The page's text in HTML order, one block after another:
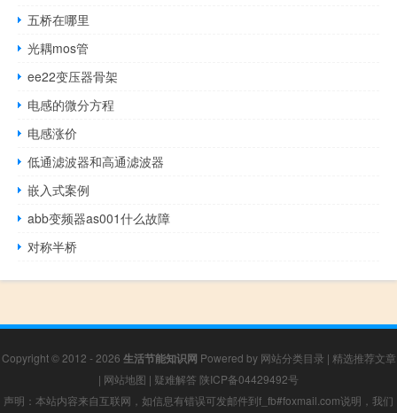
五桥在哪里
光耦mos管
ee22变压器骨架
电感的微分方程
电感涨价
低通滤波器和高通滤波器
嵌入式案例
abb变频器as001什么故障
对称半桥
Copyright © 2012 - 2026 生活节能知识网 Powered by 网站分类目录 | 精选推荐文章
| 网站地图 | 疑难解答 陕ICP备04429492号
声明：本站内容来自互联网，如信息有错误可发邮件到f_fb#foxmail.com说明，我们